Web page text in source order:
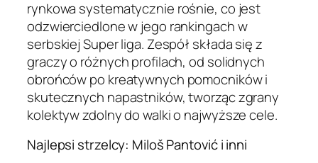
rynkowa systematycznie rośnie, co jest
odzwierciedlone w jego rankingach w
serbskiej Super liga. Zespół składa się z
graczy o różnych profilach, od solidnych
obrońców po kreatywnych pomocników i
skutecznych napastników, tworząc zgrany
kolektyw zdolny do walki o najwyższe cele.
Najlepsi strzelcy: Miloš Pantović i inni